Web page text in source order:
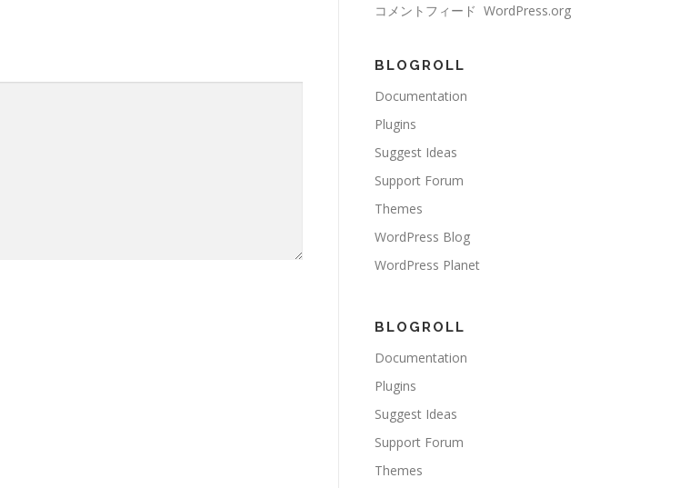
コメントフィード WordPress.org
BLOGROLL
Documentation
Plugins
Suggest Ideas
Support Forum
Themes
WordPress Blog
WordPress Planet
BLOGROLL
Documentation
Plugins
Suggest Ideas
Support Forum
Themes